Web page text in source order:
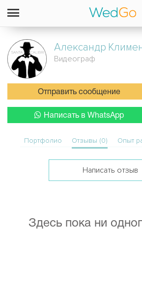
Александр
Видеограф
Отправить сообщение
Написать в WhatsApp
Портфолио Отзывы (0) Опыт
Написать отзыв
Здесь пока ни